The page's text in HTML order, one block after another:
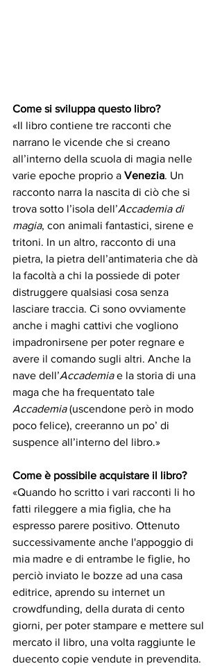
Come si sviluppa questo libro?
«Il libro contiene tre racconti che
narrano le vicende che si creano
all’interno della scuola di magia nelle
varie epoche proprio a Venezia. Un
racconto narra la nascita di ciò che si
trova sotto l’isola dell’Accademia di
magia, con animali fantastici, sirene e
tritoni. In un altro, racconto di una
pietra, la pietra dell’antimateria che dà
la facoltà a chi la possiede di poter
distruggere qualsiasi cosa senza
lasciare traccia. Ci sono ovviamente
anche i maghi cattivi che vogliono
impadronirsene per poter regnare e
avere il comando sugli altri. Anche la
nave dell’Accademia e la storia di una
maga che ha frequentato tale
Accademia (uscendone però in modo
poco felice), creeranno un po’ di
suspence all’interno del libro.»
Come è possibile acquistare il libro?
«Quando ho scritto i vari racconti li ho
fatti rileggere a mia figlia, che ha
espresso parere positivo. Ottenuto
successivamente anche l'appoggio di
mia madre e di entrambe le figlie, ho
perciò inviato le bozze ad una casa
editrice, aprendo su internet un
crowdfunding, della durata di cento
giorni, per poter stampare e mettere sul
mercato il libro, una volta raggiunte le
duecento copie vendute in prevendita.